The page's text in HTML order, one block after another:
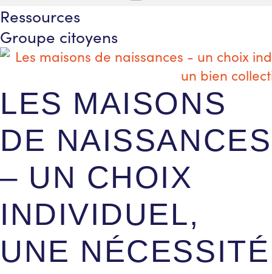
Ressources
Groupe citoyens
LES MAISONS
DE NAISSANCES
– UN CHOIX
INDIVIDUEL,
UNE NÉCESSITÉ